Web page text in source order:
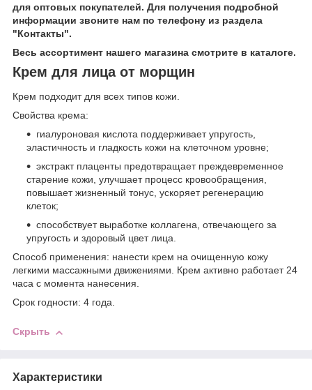
для оптовых покупателей. Для получения подробной
информации звоните нам по телефону из раздела
"Контакты".
Весь ассортимент нашего магазина смотрите в каталоге.
Крем для лица от морщин
Крем подходит для всех типов кожи.
Свойства крема:
гиалуроновая кислота поддерживает упругость,
эластичность и гладкость кожи на клеточном уровне;
экстракт плаценты предотвращает преждевременное
старение кожи, улучшает процесс кровообращения,
повышает жизненный тонус, ускоряет регенерацию
клеток;
способствует выработке коллагена, отвечающего за
упругость и здоровый цвет лица.
Способ применения: нанести крем на очищенную кожу
легкими массажными движениями. Крем активно работает 24
часа с момента нанесения.
Срок годности: 4 года.
Скрыть
Характеристики